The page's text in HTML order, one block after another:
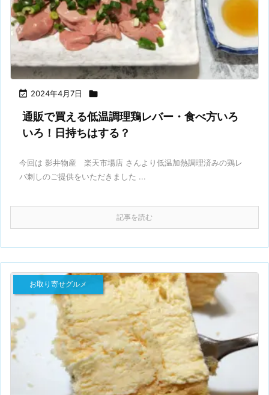
 2024年4月7日 
通販で買える低温調理鶏レバー・食べ方いろ
いろ！日持ちはする？
今回は 影井物産 楽天市場店 さんより低温加熱調理済みの鶏レ
バ刺しのご提供をいただきました ...
記事を読む
お取り寄せグルメ